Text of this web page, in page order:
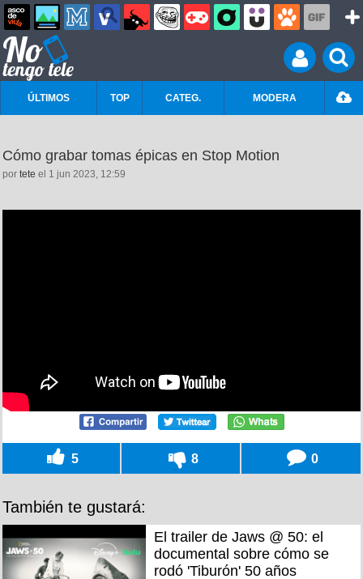
ÚLTIMOS TOP CATEG. MODERA
Cómo grabar tomas épicas en Stop Motion
por tete el 1 jun 2023, 12:59
5 8 0
También te gustará:
El trailer de Jaws @ 50: el
documental sobre cómo se
rodó 'Tiburón' 50 años